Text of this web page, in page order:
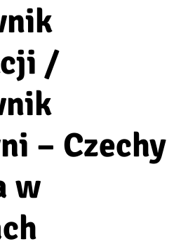
/
– Czechy
w